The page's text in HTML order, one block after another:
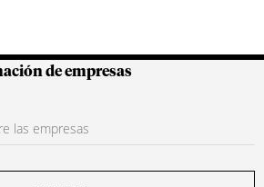
Colombianas
de empresas